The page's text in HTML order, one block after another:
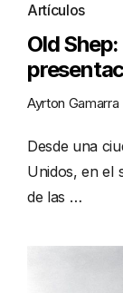
Artículos
Old
Ayrton Gamarra
Desde una
Unidos, en el
de las …